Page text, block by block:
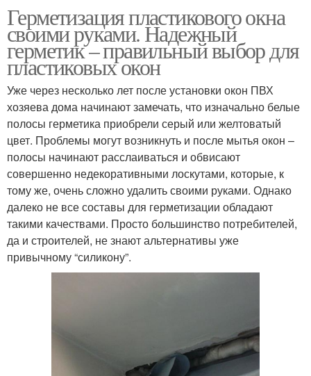
Герметизация пластикового окна
своими руками. Надежный
герметик – правильный выбор для
пластиковых окон
Уже через несколько лет после установки окон ПВХ
хозяева дома начинают замечать, что изначально белые
полосы герметика приобрели серый или желтоватый
цвет. Проблемы могут возникнуть и после мытья окон –
полосы начинают расслаиваться и обвисают
совершенно недекоративными лоскутами, которые, к
тому же, очень сложно удалить своими руками. Однако
далеко не все составы для герметизации обладают
такими качествами. Просто большинство потребителей,
да и строителей, не знают альтернативы уже
привычному “силикону”.